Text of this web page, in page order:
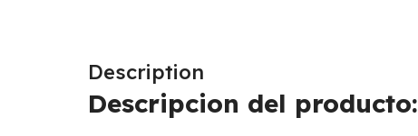
Description
Descripcion del producto: